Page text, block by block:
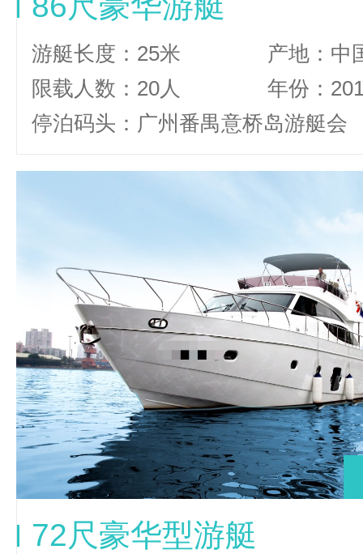
游艇长度：25米
产地：中
限载人数：20人
年份：
停泊码头：广州番禺意桥岛游艇会
72尺豪华型游艇